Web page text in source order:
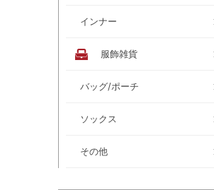
インナー
服飾雑貨
バッグ/ポーチ
ソックス
その他